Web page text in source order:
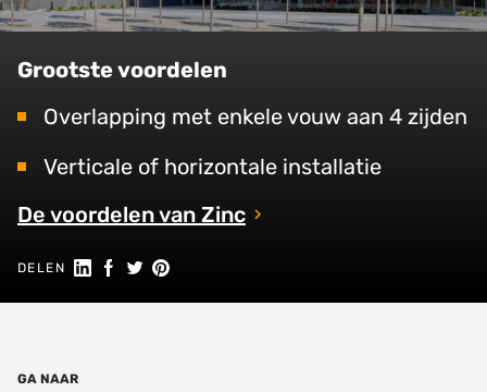
Grootste voordelen
Overlapping met enkele vouw aan 4 zijden
Verticale of horizontale installatie
De voordelen van Zinc
DELEN Deel op LinkedIn
Deel op Facebook
Delen op Twitter
Delen op Pinterest
GA NAAR